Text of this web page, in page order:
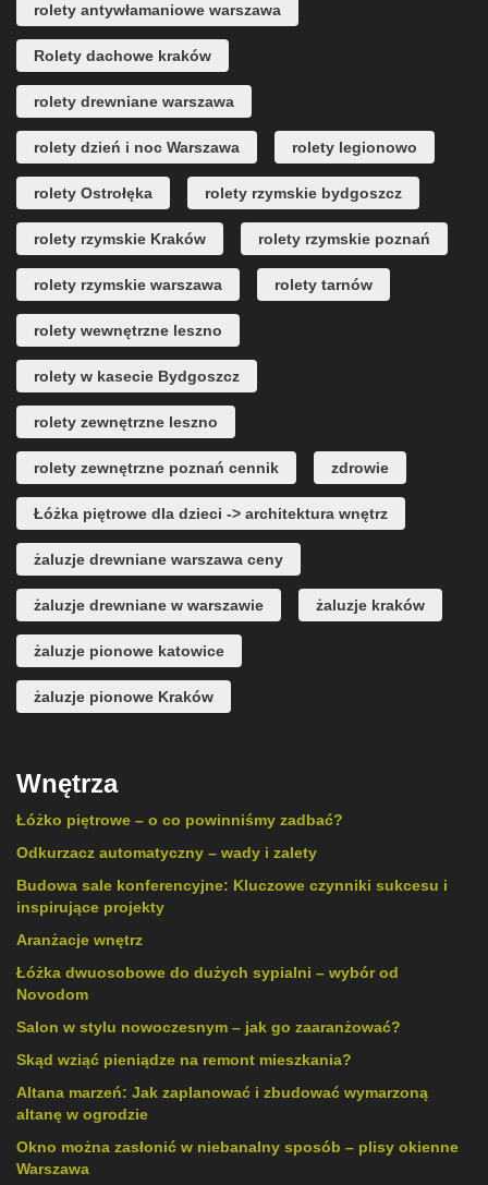
rolety antywłamaniowe warszawa
Rolety dachowe kraków
rolety drewniane warszawa
rolety dzień i noc Warszawa rolety legionowo
rolety Ostrołęka rolety rzymskie bydgoszcz
rolety rzymskie Kraków rolety rzymskie poznań
rolety rzymskie warszawa rolety tarnów
rolety wewnętrzne leszno
rolety w kasecie Bydgoszcz
rolety zewnętrzne leszno
rolety zewnętrzne poznań cennik zdrowie
Łóżka piętrowe dla dzieci -> architektura wnętrz
żaluzje drewniane warszawa ceny
żaluzje drewniane w warszawie żaluzje kraków
żaluzje pionowe katowice
żaluzje pionowe Kraków
Wnętrza
Łóżko piętrowe – o co powinniśmy zadbać?
Odkurzacz automatyczny – wady i zalety
Budowa sale konferencyjne: Kluczowe czynniki sukcesu i
inspirujące projekty
Aranżacje wnętrz
Łóżka dwuosobowe do dużych sypialni – wybór od
Novodom
Salon w stylu nowoczesnym – jak go zaaranżować?
Skąd wziąć pieniądze na remont mieszkania?
Altana marzeń: Jak zaplanować i zbudować wymarzoną
altanę w ogrodzie
Okno można zasłonić w niebanalny sposób – plisy okienne
Warszawa